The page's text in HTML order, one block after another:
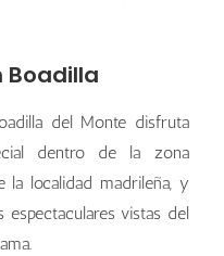
Boadilla
del Monte disfruta
dentro de la zona
la localidad madrileña, y
vistas del